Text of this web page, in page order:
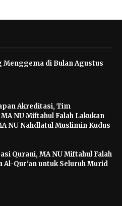
Menggema di Bulan Agustus
Akreditasi, Tim
NU Miftahul Falah Lakukan
NU Nahdlatul Muslimin Kudus
Qurani, MA NU Miftahul Falah
Al-Qur'an untuk Seluruh Murid